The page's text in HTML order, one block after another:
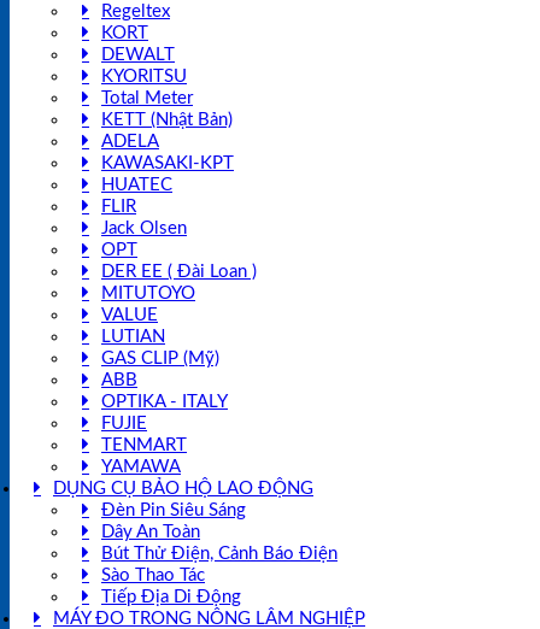
Regeltex
KORT
DEWALT
KYORITSU
Total Meter
KETT (Nhật Bản)
ADELA
KAWASAKI-KPT
HUATEC
FLIR
Jack Olsen
OPT
DER EE ( Đài Loan )
MITUTOYO
VALUE
LUTIAN
GAS CLIP (Mỹ)
ABB
OPTIKA - ITALY
FUJIE
TENMART
YAMAWA
DỤNG CỤ BẢO HỘ LAO ĐỘNG
Đèn Pin Siêu Sáng
Dây An Toàn
Bút Thử Điện, Cảnh Báo Điện
Sào Thao Tác
Tiếp Địa Di Động
MÁY ĐO TRONG NÔNG LÂM NGHIỆP